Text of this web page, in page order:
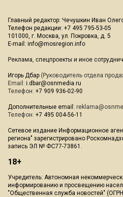
Главный редактор: Чечушкин Иван
Телефон редакции: +7 495 795-53-05
101000, г. Москва, ул. Покровка, д. 5
E-mail: info@mosregion.info
Реклама, спецпроекты и иное
Игорь Дбар (Руководитель отдела
Email: i.dbar@osnmedia.ru
Телефон: +7 909 936-02-90
Дополнительные email:
Телефон: +7 495 004-56-11
Сетевое издание Информационное
региона" зарегистрировано
запись ЭЛ № ФС77-73861.
18+
Учредитель: Автономная
информированию и просвещению
"Общественная служба новостей"